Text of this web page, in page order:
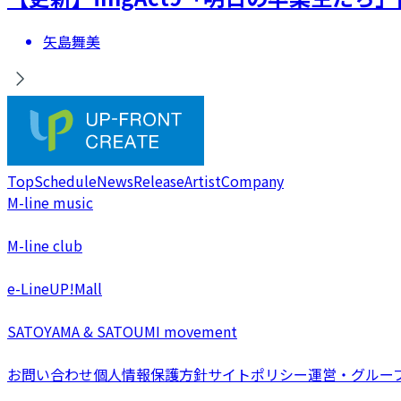
矢島舞美
TopScheduleNewsReleaseArtistCompany
M-line music
M-line club
e-LineUP!Mall
SATOYAMA & SATOUMI movement
お問い合わせ個人情報保護方針サイトポリシー運営・グルー